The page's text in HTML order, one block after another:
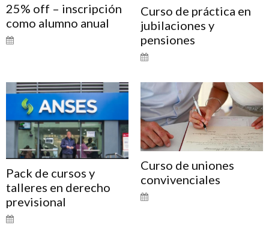
25% off – inscripción
como alumno anual
Curso de práctica en
jubilaciones y
pensiones
Pack de cursos y
talleres en derecho
previsional
Curso de uniones
convivenciales